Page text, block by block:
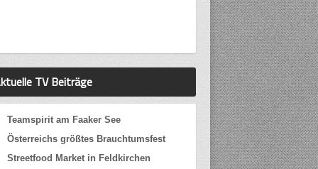
TV Beiträge
Teamspirit am Faaker See
Österreichs größtes Brauchtumsfest
Streetfood Market in Feldkirchen